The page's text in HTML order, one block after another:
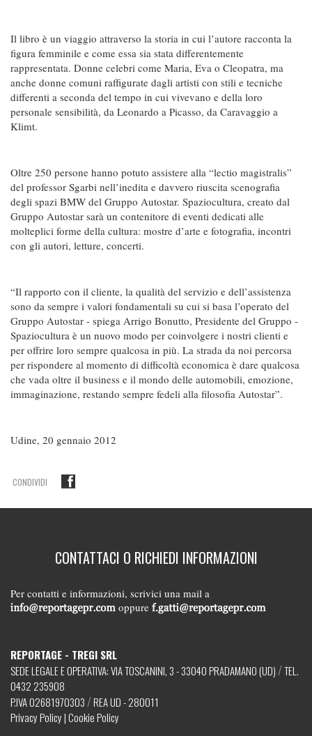
Il libro è un viaggio attraverso la storia in cui l’autore racconta la
figura femminile e come essa sia stata differentemente
rappresentata. Donne celebri come Maria, Eva o Cleopatra, ma
anche donne comuni raffigurate dagli artisti con stili e tecniche
differenti a seconda del tempo in cui vivevano e della loro
personale sensibilità, da Leonardo a Picasso, da Caravaggio a
Klimt.
Oltre 250 persone hanno potuto assistere alla “lectio magistralis”
del professor Sgarbi nell’inedita e davvero riuscita scenografia
degli spazi BMW del Gruppo Autostar. Spaziocultura, creato dal
Gruppo Autostar sarà un contenitore di eventi dedicati alle
molteplici forme della cultura: mostre d’arte e fotografia, incontri
con gli autori, letture, concerti.
“Il rapporto con il cliente, la qualità del servizio e dell’assistenza
sono da sempre i valori fondamentali su cui si basa l’operato del
Gruppo Autostar - spiega Arrigo Bonutto, Presidente del Gruppo -
Spaziocultura è un nuovo modo per coinvolgere i nostri clienti e
per offrire loro sempre qualcosa in più. La strada da noi percorsa
per rispondere al momento di difficoltà economica è dare qualcosa
che vada oltre il business e il mondo delle automobili, emozione,
immaginazione, restando sempre fedeli alla filosofia Autostar”.
Udine, 20 gennaio 2012
CONDIVIDI
CONTATTACI O RICHIEDI INFORMAZIONI
Per contatti e informazioni, scrivici una mail a
oppure
REPORTAGE - TREGI SRL
SEDE LEGALE E OPERATIVA: VIA TOSCANINI, 3 - 33040 PRADAMANO (UD) /TEL.
0432 235908
P.IVA 02681970303 /REA UD - 280011
Privacy Policy|Cookie Policy